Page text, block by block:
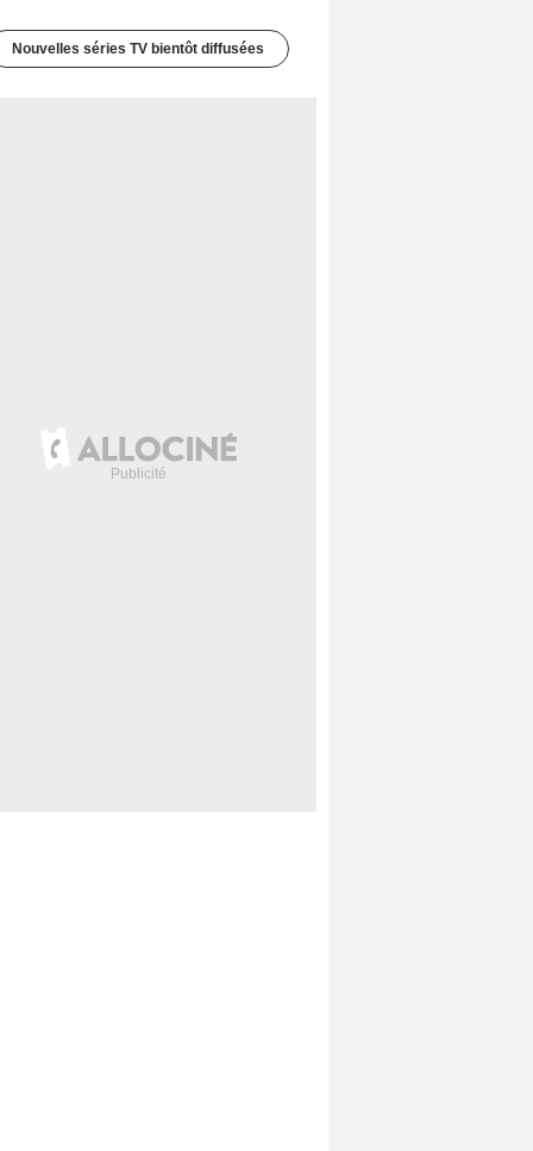
Nouvelles séries TV bientôt diffusées